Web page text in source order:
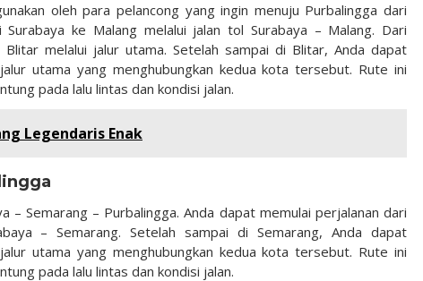
oleh para pelancong yang ingin menuju Purbalingga dari
ke Malang melalui jalan tol Surabaya – Malang. Dari
melalui jalur utama. Setelah sampai di Blitar, Anda dapat
utama yang menghubungkan kedua kota tersebut. Rute ini
pada lalu lintas dan kondisi jalan.
Legendaris Enak
– Semarang – Purbalingga. Anda dapat memulai perjalanan dari
– Semarang. Setelah sampai di Semarang, Anda dapat
utama yang menghubungkan kedua kota tersebut. Rute ini
pada lalu lintas dan kondisi jalan.